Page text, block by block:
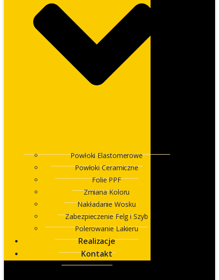
Powłoki Elastomerowe
Powłoki Ceramiczne
Folie PPF
Zmiana Koloru
Nakładanie Wosku
Zabezpieczenie Felg i Szyb
Polerowanie Lakieru
Realizacje
Kontakt